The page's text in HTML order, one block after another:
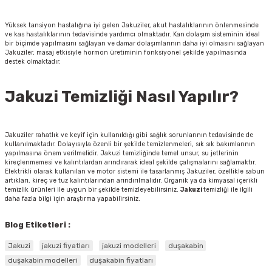
Yüksek tansiyon hastalığına iyi gelen Jakuziler, akut hastalıklarının önlenmesinde
ve kas hastalıklarının tedavisinde yardımcı olmaktadır. Kan dolaşım sisteminin ideal
bir biçimde yapılmasını sağlayan ve damar dolaşımlarının daha iyi olmasını sağlayan
Jakuziler, masaj etkisiyle hormon üretiminin fonksiyonel şekilde yapılmasında
destek olmaktadır.
Jakuzi Temizliği Nasıl Yapılır?
Jakuziler rahatlık ve keyif için kullanıldığı gibi sağlık sorunlarının tedavisinde de
kullanılmaktadır. Dolayısıyla özenli bir şekilde temizlenmeleri, sık sık bakımlarının
yapılmasına önem verilmelidir. Jakuzi temizliğinde temel unsur, su jetlerinin
kireçlenmemesi ve kalıntılardan arındırarak ideal şekilde çalışmalarını sağlamaktır.
Elektrikli olarak kullanılan ve motor sistemi ile tasarlanmış Jakuziler, özellikle sabun
artıkları, kireç ve tuz kalıntılarından arındırılmalıdır. Organik ya da kimyasal içerikli
temizlik ürünleri ile uygun bir şekilde temizleyebilirsiniz. Jakuzitemizliği ile ilgili
daha fazla bilgi için araştırma yapabilirsiniz.
Blog Etiketleri :
Jakuzi jakuzi fiyatları jakuzi modelleri
duşakabin
duşakabin modelleri
duşakabin fiyatları